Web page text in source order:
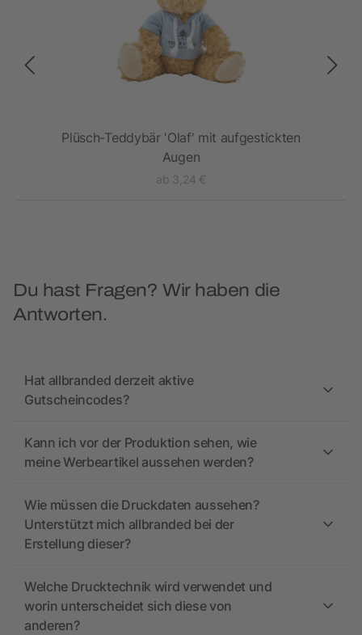
Plüsch-Teddybär 'Olaf' mit aufgestickten
Augen
ab 3,24 €
Du hast Fragen? Wir haben die
Antworten.
Hat allbranded derzeit aktive
Gutscheincodes?
Kann ich vor der Produktion sehen, wie
meine Werbeartikel aussehen werden?
Wie müssen die Druckdaten aussehen?
Unterstützt mich allbranded bei der
Erstellung dieser?
Welche Drucktechnik wird verwendet und
worin unterscheidet sich diese von
anderen?